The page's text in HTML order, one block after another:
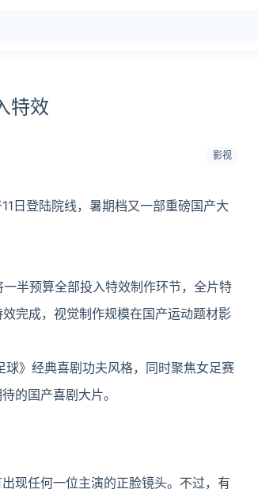
特效
影视
日登陆院线，暑期档又一部重磅国产大
半预算全部投入特效制作环节，全片特
完成，视觉制作规模在国产运动题材影
》经典喜剧功夫风格，同时聚焦女足赛
的国产喜剧大片。
现任何一位主演的正脸镜头。不过，有